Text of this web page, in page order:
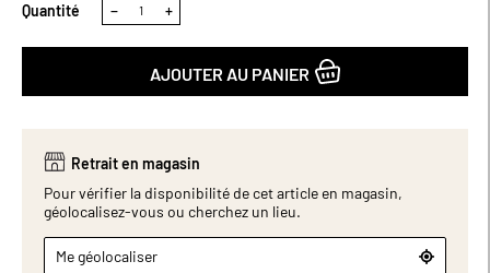
Quantité − +
AJOUTER AU PANIER
Retrait en magasin
Pour vérifier la disponibilité de cet article en magasin,
géolocalisez-vous ou cherchez un lieu.
Me géolocaliser